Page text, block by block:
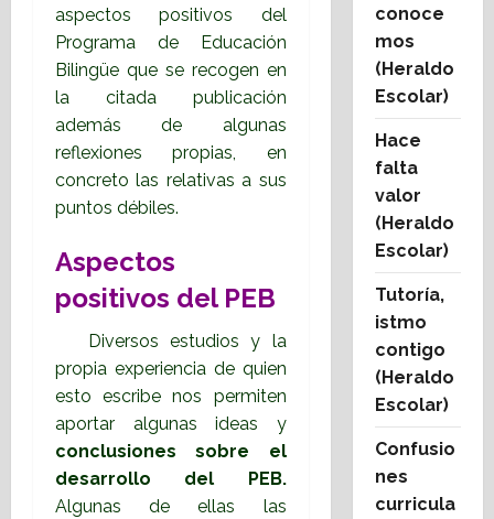
aspectos positivos del
Programa de Educación
Bilingüe que se recogen en
la citada publicación
además de algunas
reflexiones propias, en
concreto las relativas a sus
puntos débiles.
Aspectos
positivos del PEB
Diversos estudios y la
propia experiencia de quien
esto escribe nos permiten
aportar algunas ideas y
conclusiones sobre el
desarrollo del PEB.
Algunas de ellas las
conoce
mos
(Heraldo
Escolar)
Hace
falta
valor
(Heraldo
Escolar)
Tutoría,
istmo
contigo
(Heraldo
Escolar)
Confusio
nes
curricula